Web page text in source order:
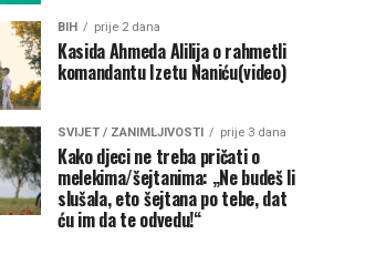
BIH prije 2 dana
Kasida Ahmeda Alilija o rahmetli
komandantu Izetu Naniću(video)
SVIJET / ZANIMLJIVOSTI prije 3 dana
Kako djeci ne treba pričati o
melekima/šejtanima: „Ne budeš li
slušala, eto šejtana po tebe, dat
ću im da te odvedu!“